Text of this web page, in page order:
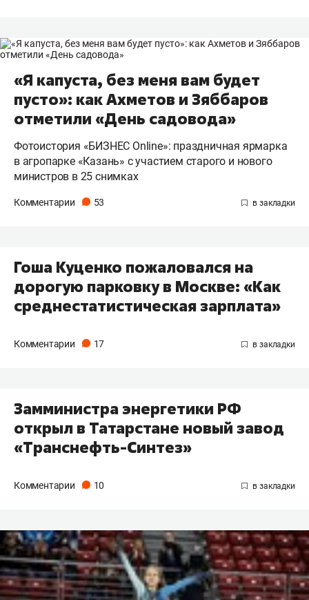
«Я капуста, без меня вам будет
пусто»: как Ахметов и Зяббаров
отметили «День садовода»
Фотоистория «БИЗНЕС Online»: праздничная ярмарка
в агропарке «Казань» с участием старого и нового
министров в 25 снимках
Комментарии 53
Гоша Куценко пожаловался на
дорогую парковку в Москве: «Как
среднестатистическая зарплата»
Комментарии 17
Замминистра энергетики РФ
открыл в Татарстане новый завод
«Транснефть-Синтез»
Комментарии 10